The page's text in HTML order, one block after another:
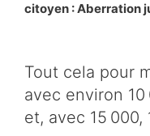
citoyen : Aberration
Tout cela pour
avec environ
et, avec 15